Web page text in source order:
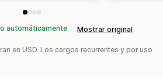
automáticamente Mostrar original
en USD. Los cargos recurrentes y por uso